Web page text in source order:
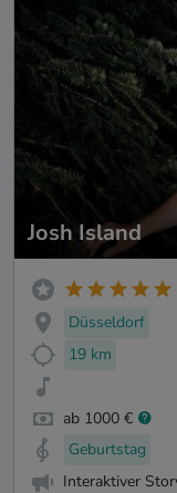
Josh Island
Düsseldorf
19 km
ab 1000 €
Geburtstag
Interaktiver